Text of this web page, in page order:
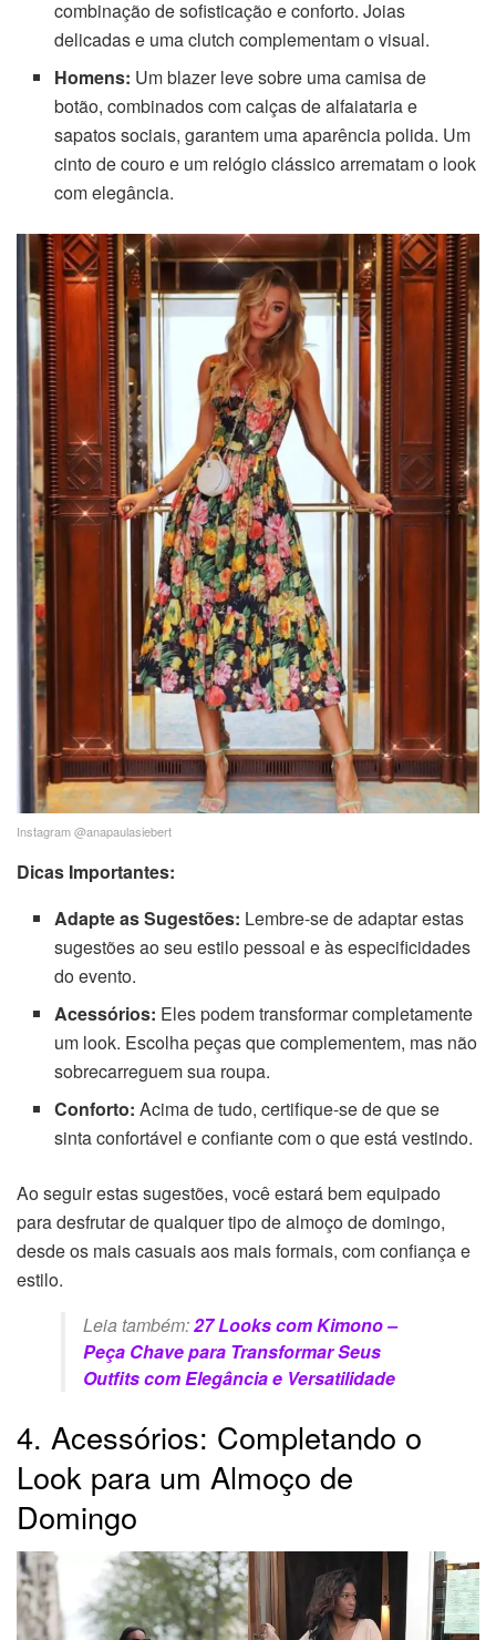
combinação de sofisticação e conforto. Joias
delicadas e uma clutch complementam o visual.
Homens: Um blazer leve sobre uma camisa de
botão, combinados com calças de alfaiataria e
sapatos sociais, garantem uma aparência polida. Um
cinto de couro e um relógio clássico arrematam o look
com elegância.
Instagram @anapaulasiebert
Dicas Importantes:
Adapte as Sugestões: Lembre-se de adaptar estas
sugestões ao seu estilo pessoal e às especificidades
do evento.
Acessórios: Eles podem transformar completamente
um look. Escolha peças que complementem, mas não
sobrecarreguem sua roupa.
Conforto: Acima de tudo, certifique-se de que se
sinta confortável e confiante com o que está vestindo.
Ao seguir estas sugestões, você estará bem equipado
para desfrutar de qualquer tipo de almoço de domingo,
desde os mais casuais aos mais formais, com confiança e
estilo.
Leia também:27 Looks com Kimono –
Peça Chave para Transformar Seus
Outfits com Elegância e Versatilidade
4. Acessórios: Completando o
Look para um Almoço de
Domingo